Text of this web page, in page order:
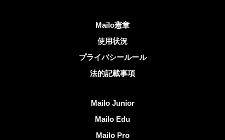
Mailo憲章
使用状況
プライバシールール
法的記載事項
Mailo Junior
Mailo Edu
Mailo Pro